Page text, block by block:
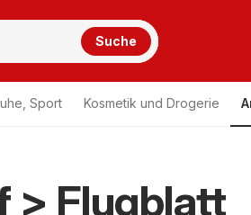
Suche
Sport Kosmetik und Drogerie
> Flugblatt